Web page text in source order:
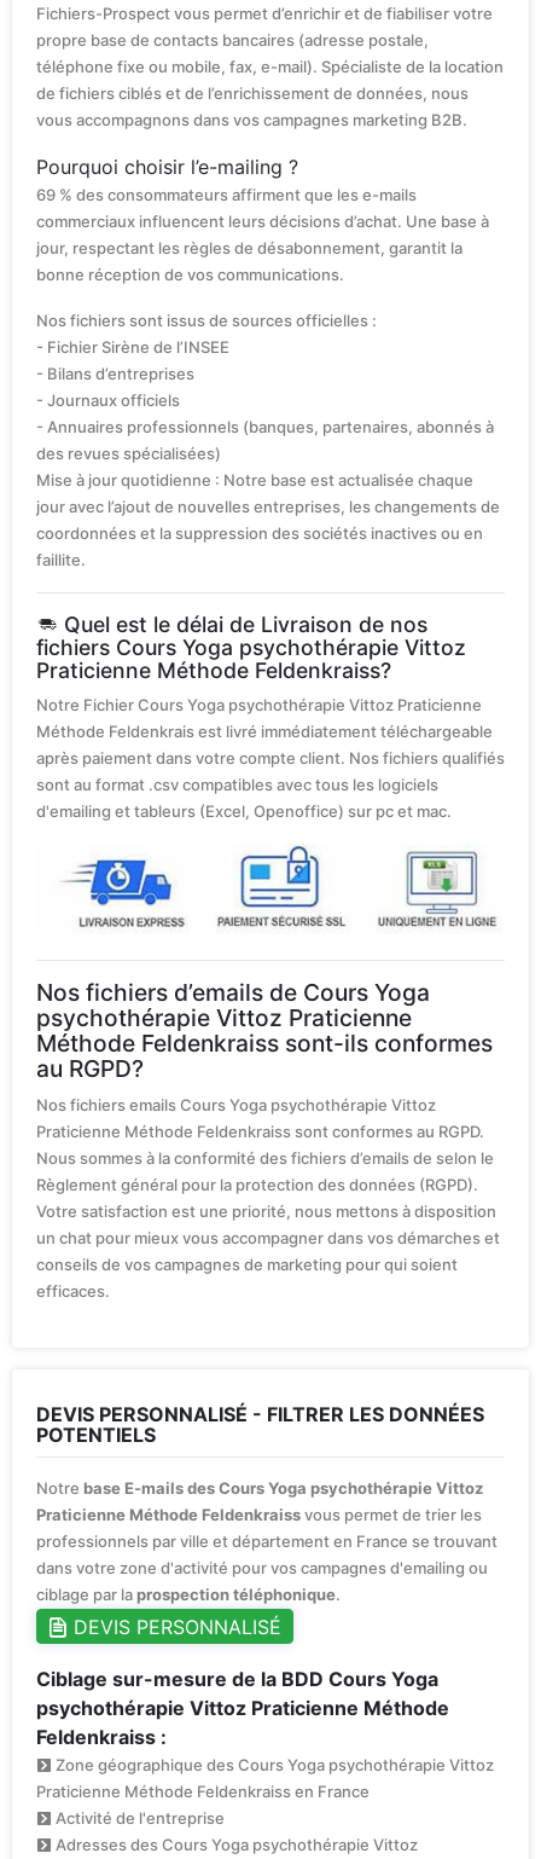
Fichiers-Prospect vous permet d’enrichir et de fiabiliser votre
propre base de contacts bancaires (adresse postale,
téléphone fixe ou mobile, fax, e-mail). Spécialiste de la location
de fichiers ciblés et de l’enrichissement de données, nous
vous accompagnons dans vos campagnes marketing B2B.
Pourquoi choisir l’e-mailing ?
69 % des consommateurs affirment que les e-mails
commerciaux influencent leurs décisions d’achat. Une base à
jour, respectant les règles de désabonnement, garantit la
bonne réception de vos communications.
Nos fichiers sont issus de sources officielles :
- Fichier Sirène de l’INSEE
- Bilans d’entreprises
- Journaux officiels
- Annuaires professionnels (banques, partenaires, abonnés à
des revues spécialisées)
Mise à jour quotidienne : Notre base est actualisée chaque
jour avec l’ajout de nouvelles entreprises, les changements de
coordonnées et la suppression des sociétés inactives ou en
faillite.
Quel est le délai de Livraison de nos
fichiers Cours Yoga psychothérapie Vittoz
Praticienne Méthode Feldenkraiss?
Notre Fichier Cours Yoga psychothérapie Vittoz Praticienne
Méthode Feldenkrais est livré immédiatement téléchargeable
après paiement dans votre compte client. Nos fichiers qualifiés
sont au format .csv compatibles avec tous les logiciels
d'emailing et tableurs (Excel, Openoffice) sur pc et mac.
Nos fichiers d’emails de Cours Yoga
psychothérapie Vittoz Praticienne
Méthode Feldenkraiss sont-ils conformes
au RGPD?
Nos fichiers emails Cours Yoga psychothérapie Vittoz
Praticienne Méthode Feldenkraiss sont conformes au RGPD.
Nous sommes à la conformité des fichiers d’emails de selon le
Règlement général pour la protection des données (RGPD).
Votre satisfaction est une priorité, nous mettons à disposition
un chat pour mieux vous accompagner dans vos démarches et
conseils de vos campagnes de marketing pour qui soient
efficaces.
DEVIS PERSONNALISÉ - FILTRER LES DONNÉES
POTENTIELS
Notre base E-mails des Cours Yoga psychothérapie Vittoz
Praticienne Méthode Feldenkraissvous permet de trier les
professionnels par ville et département en France se trouvant
dans votre zone d'activité pour vos campagnes d'emailing ou
ciblage par laprospection téléphonique.
DEVIS PERSONNALISÉ
Ciblage sur-mesure de la BDD Cours Yoga
psychothérapie Vittoz Praticienne Méthode
Feldenkraiss :
Zone géographique des Cours Yoga psychothérapie Vittoz
Praticienne Méthode Feldenkraiss en France
Activité de l'entreprise
Adresses des Cours Yoga psychothérapie Vittoz